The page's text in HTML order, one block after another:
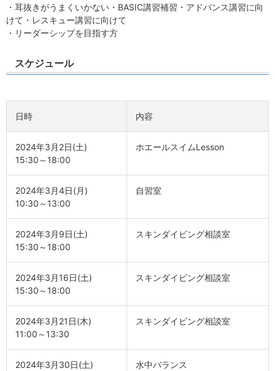
・耳抜きがうまくいかない・BASIC講習補習・アドバンス講習に向
けて・レスキュー講習に向けて
・リーダーシップを目指す方
スケジュール
日時 内容
2024年3月2日(土)
15:30～18:00
ホエールスイムLesson
2024年3月4日(月)
10:30～13:00
自習室
2024年3月9日(土)
15:30～18:00
スキンダイビング相談室
2024年3月16日(土)
15:30～18:00
スキンダイビング相談室
2024年3月21日(木)
11:00～13:30
スキンダイビング相談室
2024年3月30日(土)
水中バランス